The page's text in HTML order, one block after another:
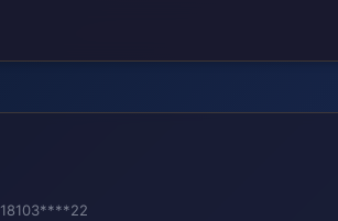
18103****22